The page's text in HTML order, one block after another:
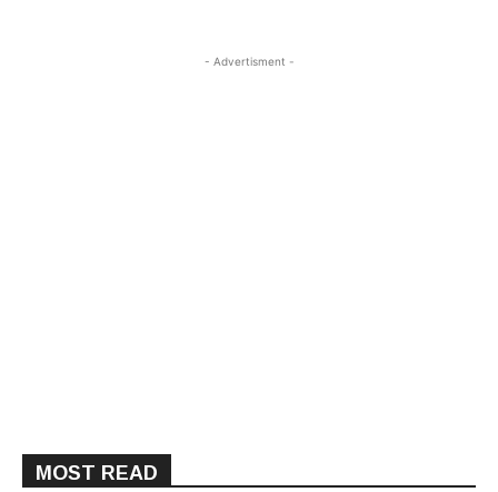
- Advertisment -
MOST READ